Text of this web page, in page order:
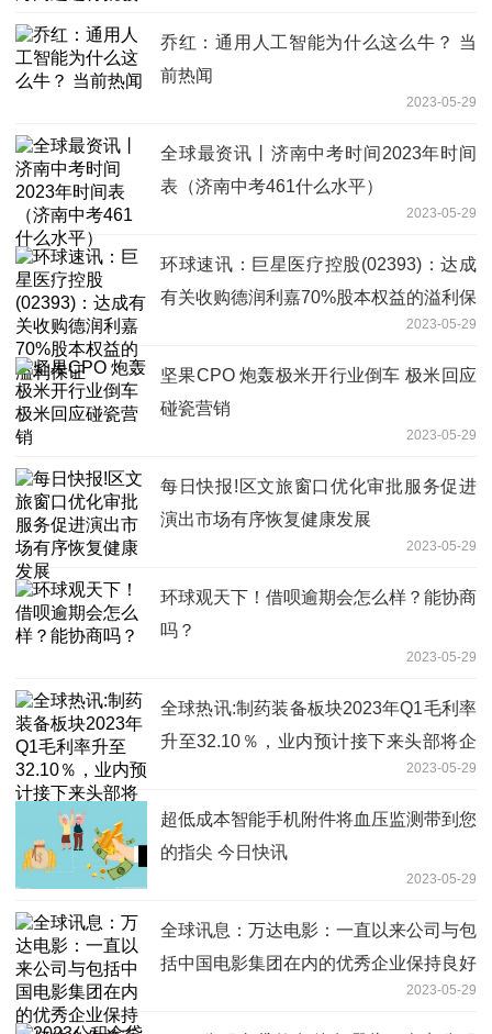
乔红：通用人工智能为什么这么牛？ 当
前热闻
2023-05-29
全球最资讯丨济南中考时间2023年时间
表（济南中考461什么水平）
2023-05-29
环球速讯：巨星医疗控股(02393)：达成
有关收购德润利嘉70%股本权益的溢利保
2023-05-29
坚果CPO 炮轰极米开行业倒车 极米回应
碰瓷营销
2023-05-29
每日快报!区文旅窗口优化审批服务促进
演出市场有序恢复健康发展
2023-05-29
环球观天下！借呗逾期会怎么样？能协商
吗？
2023-05-29
全球热讯:制药装备板块2023年Q1毛利率
升至32.10％，业内预计接下来头部将企
2023-05-29
超低成本智能手机附件将血压监测带到您
的指尖 今日快讯
2023-05-29
全球讯息：万达电影：一直以来公司与包
括中国电影集团在内的优秀企业保持良好
2023-05-29